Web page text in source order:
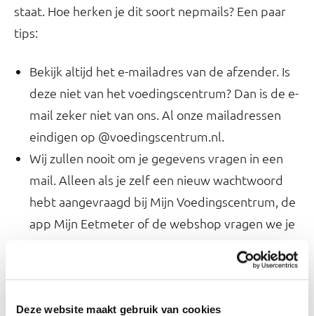
Deze website maakt gebruik van cookies
staat. Hoe herken je dit soort nepmails? Een paar
tips:
Bekijk altijd het e-mailadres van de afzender. Is
deze niet van het voedingscentrum? Dan is de e-
mail zeker niet van ons. Al onze mailadressen
eindigen op @voedingscentrum.nl.
Wij zullen nooit om je gegevens vragen in een
mail. Alleen als je zelf een nieuw wachtwoord
hebt aangevraagd bij Mijn Voedingscentrum, de
app Mijn Eetmeter of de webshop vragen we je
Wij verkopen álleen producten uit onze eigen
de mail, dan zullen we je altijd sturen naar de